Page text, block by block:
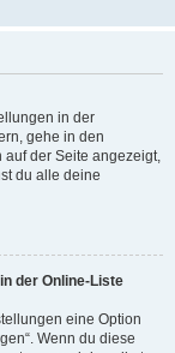
in der
gehe in den
auf der Seite angezeigt,
du alle deine
der Online-Liste
eine Option
Wenn du diese